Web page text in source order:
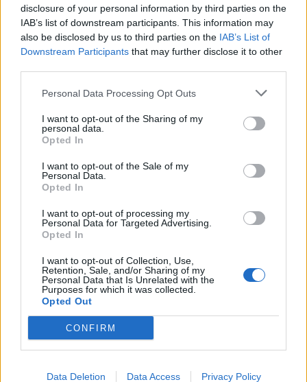
disclosure of your personal information by third parties on the
IAB’s list of downstream participants. This information may
also be disclosed by us to third parties on the IAB’s List of
Downstream Participants that may further disclose it to other
Personal Data Processing Opt Outs
I want to opt-out of the Sharing of my
personal data.
Opted In
I want to opt-out of the Sale of my
Personal Data.
Opted In
I want to opt-out of processing my
Personal Data for Targeted Advertising.
Opted In
I want to opt-out of Collection, Use,
Retention, Sale, and/or Sharing of my
Personal Data that Is Unrelated with the
Purposes for which it was collected.
Opted Out
CONFIRM
Data Deletion Data Access Privacy Policy
17:22
Δήμος Πλατανιά: Συνεχίζονται οι καλοκαιρινές
εκδηλώσεις “Πολιτιστικό Καλοκαίρι 2026, 16ο Φεστιβάλ
Γη - Πολιτισμός- Τουρισμός”
Δήμος Ανωγείων: Ένταξη έργου αγροτικής οδοποιίας στο
Στρατηγικό Σχέδιο ΚΑΠ 2023–2027
λόγω πολύ υψηλού κινδύνου πυρκαγιάς
Οι τουαλέτες στην Κνωσό και η μπάρα στο φαράγγι της
Σαμαριάς!
Γ. Πλακιωτάκης: Συνεχίζεται η αναβάθμιση των σχολικών
μονάδων στο Λασίθι
16:41
Στο ΥΠΕΝ οι προτάσεις του ΤΕΕ/ΤΑΚ για το μέλλον της